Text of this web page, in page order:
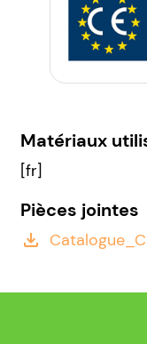
Matériaux
[fr]
Pièces jointes
file_download